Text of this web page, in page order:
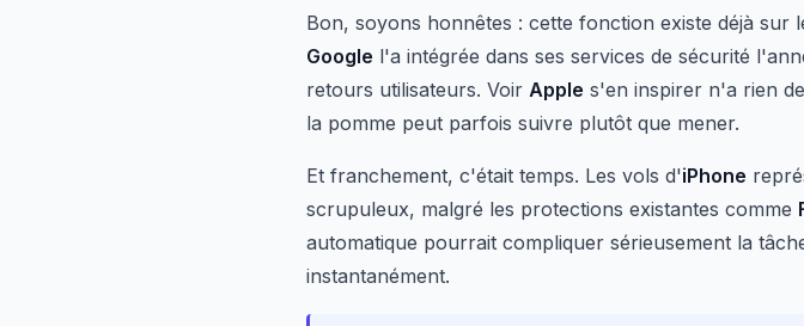
Bon, soyons honnêtes : cette fonction existe déjà sur
Google l'a intégrée dans ses services de sécurité
retours utilisateurs. Voir Apple s'en inspirer n'a rien
la pomme peut parfois suivre plutôt que mener.
Et franchement, c'était temps. Les vols d'iPhone
scrupuleux, malgré les protections existantes comme
automatique pourrait compliquer sérieusement la
instantanément.